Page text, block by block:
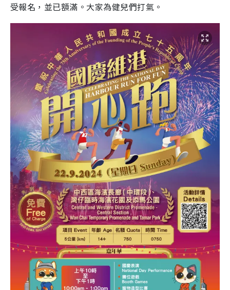
受報名，並已額滿。大家為健兒們打氣。